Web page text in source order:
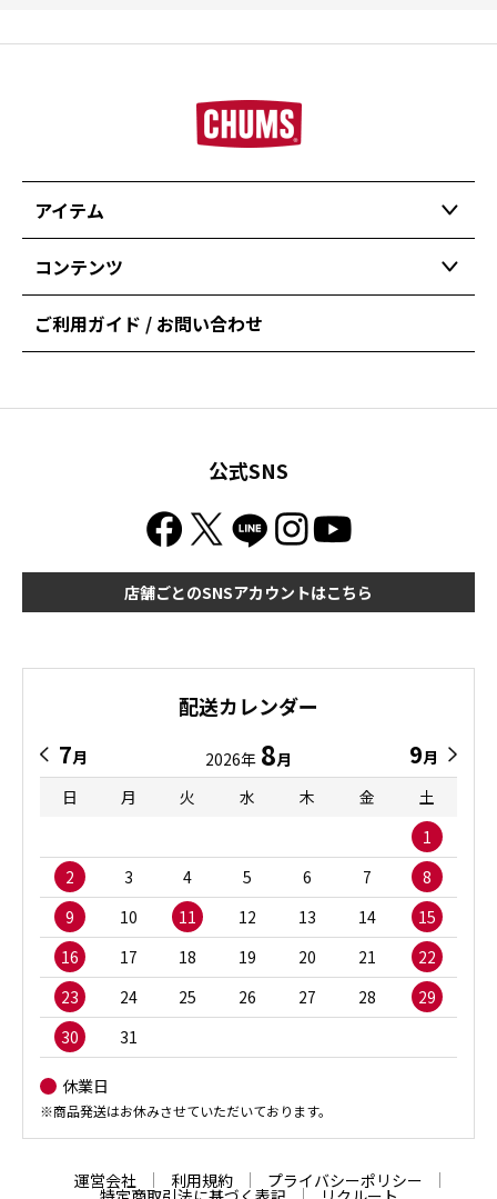
アイテム
コンテンツ
ご利用ガイド / お問い合わせ
公式SNS
店舗ごとのSNSアカウントはこちら
配送カレンダー
7月 2026年 8月 9月
日
月 火 水 木 金
土
1
2
3 4 5 6 7
8
9
10 11 12 13 14
15
16
17 18 19 20 21
22
23
24 25 26 27 28
29
30
31
休業日
※商品発送はお休みさせていただいております。
運営会社 利用規約 プライバシーポリシー